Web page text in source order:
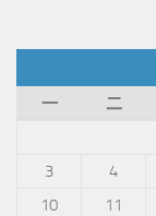
類
一
二
3
4
10
11